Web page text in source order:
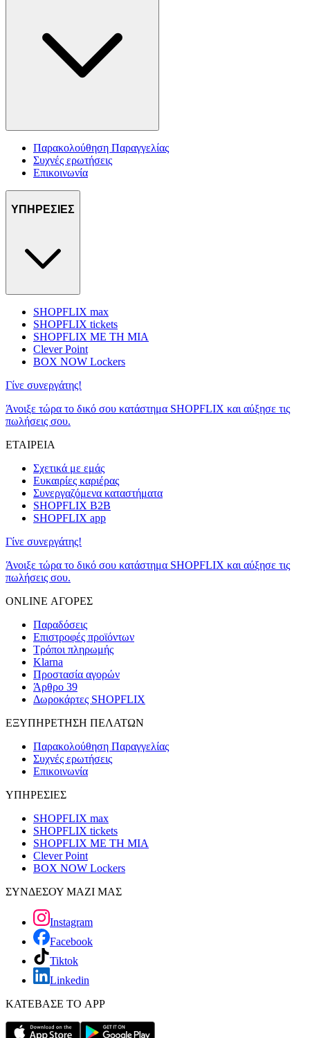
Παρακολούθηση Παραγγελίας
Συχνές ερωτήσεις
Επικοινωνία
ΥΠΗΡΕΣΙΕΣ
SHOPFLIX max
SHOPFLIX tickets
SHOPFLIX ΜΕ ΤΗ ΜΙΑ
Clever Point
BOX NOW Lockers
Γίνε συνεργάτης!
Άνοιξε τώρα το δικό σου κατάστημα SHOPFLIX και αύξησε τις
πωλήσεις σου.
ΕΤΑΙΡΕΙΑ
Σχετικά με εμάς
Ευκαιρίες καριέρας
Συνεργαζόμενα καταστήματα
SHOPFLIX B2B
SHOPFLIX app
Γίνε συνεργάτης!
Άνοιξε τώρα το δικό σου κατάστημα SHOPFLIX και αύξησε τις
πωλήσεις σου.
ONLINE ΑΓΟΡΕΣ
Παραδόσεις
Επιστροφές προϊόντων
Τρόποι πληρωμής
Klarna
Προστασία αγορών
Άρθρο 39
Δωροκάρτες SHOPFLIX
ΕΞΥΠΗΡΕΤΗΣΗ ΠΕΛΑΤΩΝ
Παρακολούθηση Παραγγελίας
Συχνές ερωτήσεις
Επικοινωνία
ΥΠΗΡΕΣΙΕΣ
SHOPFLIX max
SHOPFLIX tickets
SHOPFLIX ΜΕ ΤΗ ΜΙΑ
Clever Point
BOX NOW Lockers
ΣΥΝΔΕΣΟΥ ΜΑΖΙ ΜΑΣ
Instagram
Facebook
Tiktok
Linkedin
ΚΑΤΕΒΑΣΕ ΤΟ APP